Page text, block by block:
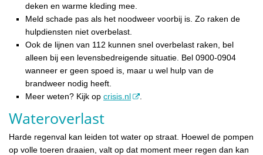
deken en warme kleding mee.
Meld schade pas als het noodweer voorbij is. Zo raken de
hulpdiensten niet overbelast.
Ook de lijnen van 112 kunnen snel overbelast raken, bel
alleen bij een levensbedreigende situatie. Bel 0900-0904
wanneer er geen spoed is, maar u wel hulp van de
brandweer nodig heeft.
Meer weten? Kijk op crisis.nl
Wateroverlast
Harde regenval kan leiden tot water op straat. Hoewel de pompen
op volle toeren draaien, valt op dat moment meer regen dan kan